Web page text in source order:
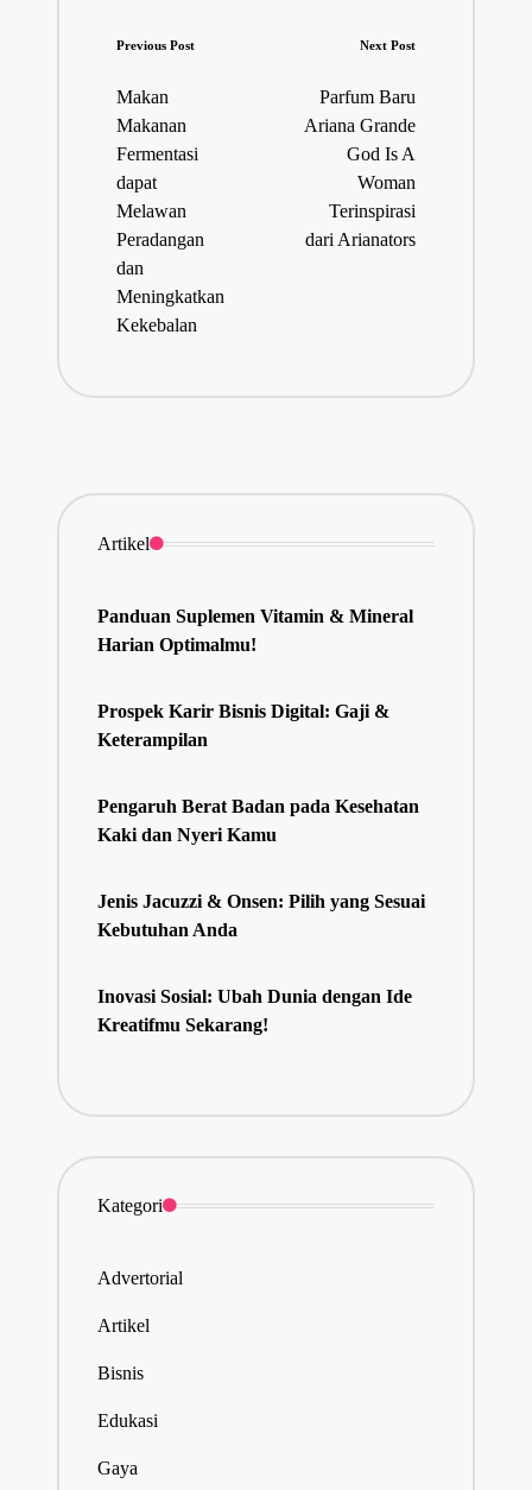
Post
navigation
Previous Post
Makan
Makanan
Fermentasi
dapat
Melawan
Peradangan
dan
Meningkatkan
Kekebalan
Next Post
Parfum Baru
Ariana Grande
God Is A
Woman
Terinspirasi
dari Arianators
Artikel
Panduan Suplemen Vitamin & Mineral
Harian Optimalmu!
Prospek Karir Bisnis Digital: Gaji &
Keterampilan
Pengaruh Berat Badan pada Kesehatan
Kaki dan Nyeri Kamu
Jenis Jacuzzi & Onsen: Pilih yang Sesuai
Kebutuhan Anda
Inovasi Sosial: Ubah Dunia dengan Ide
Kreatifmu Sekarang!
Kategori
Advertorial
Artikel
Bisnis
Edukasi
Gaya